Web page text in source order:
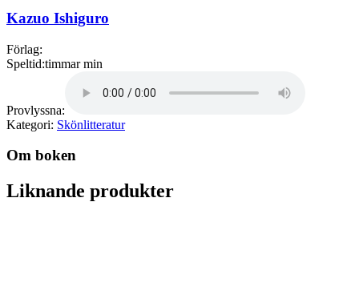
Kazuo Ishiguro
Förlag:
Speltid:timmar min
Provlyssna:
Kategori: Skönlitteratur
Om boken
Liknande produkter